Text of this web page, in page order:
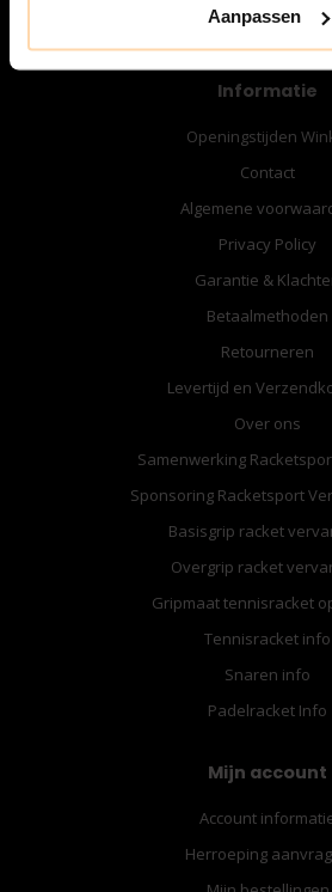
Aanpassen
Informatie
Openingstijden
Contact
Algemene
Privacy Policy
Garantie &
Betaalmethoden
Retourneren
Levertijd en
Over ons
Samenwerking
Sponsoring Racketsport
Basisgrip racket
Overgrip racket
Gripmaat tennisracket
Tennisracket info
Snaren info
Padelracket Info
Mijn account
Account
Herroeping